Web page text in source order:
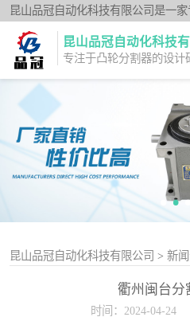
昆山品冠自动化科技有限公司是一
产制造型企业；闽台分割器厂家为
轴、品冠分割器：法兰型DF系列、
圆柱重负载型Y系列；公司凭借技术
定制服务。
昆山品冠自动化科技
专注于凸轮分割器的设计
昆山品冠自动化科技有限公司 > 新
衢州闽台分
时间：2024-04-24
中空旋转平台TH
系列
升降摇摆型FH系
列
重负载滚柱YT系
平板共轭型PU系
列
心轴型DS系列